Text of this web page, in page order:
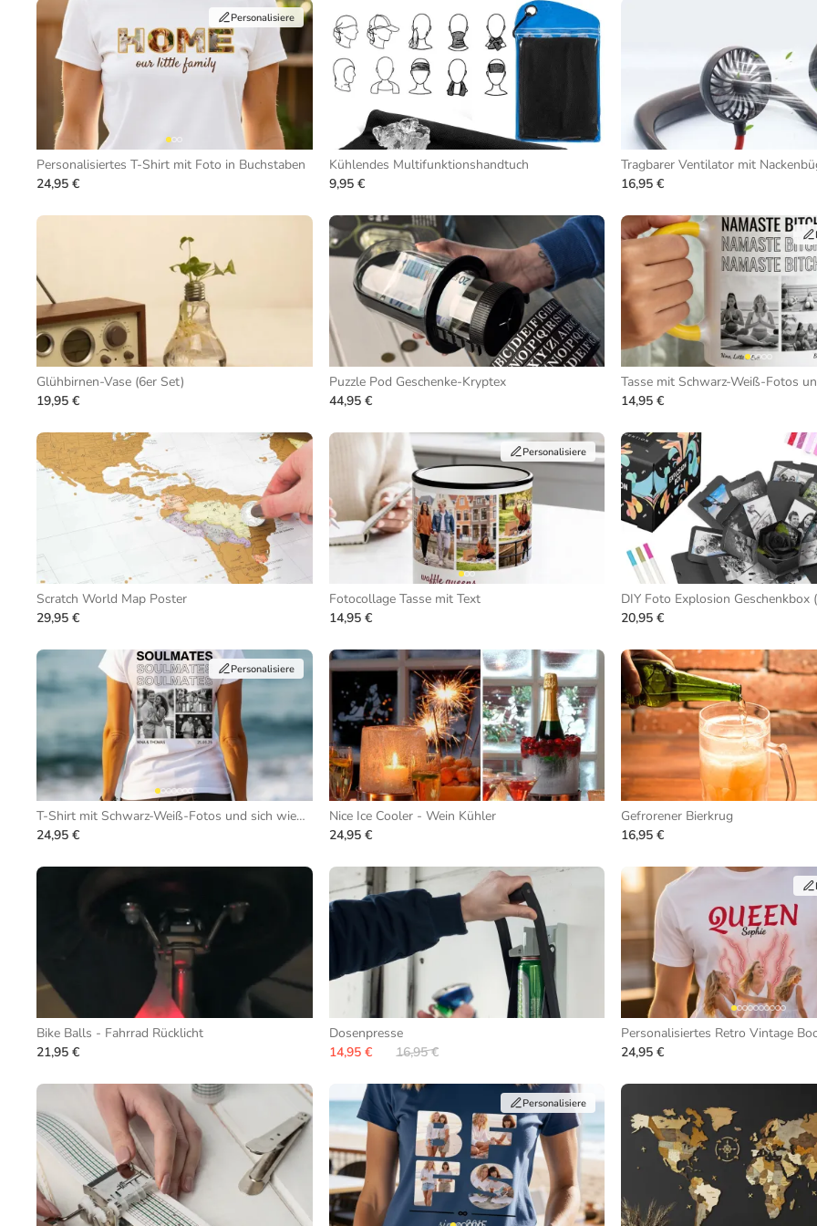
Personalisiere
Personalisiertes T-Shirt mit Foto in Buchstaben
24,95 €
Kühlendes Multifunktionshandtuch
9,95 €
Tragbarer Ventilator mit
16,95 €
Glühbirnen-Vase (6er Set)
19,95 €
Puzzle Pod Geschenke-Kryptex
44,95 €
14,95 €
Scratch World Map Poster
29,95 €
Personalisiere
Fotocollage Tasse mit Text
14,95 €
DIY Foto Explosion Geschenkbox
20,95 €
Personalisiere
T-Shirt mit Schwarz-Weiß-Fotos und sich wiederholendem Text
24,95 €
Nice Ice Cooler - Wein Kühler
24,95 €
Gefrorener Bierkrug
16,95 €
Bike Balls - Fahrrad Rücklicht
21,95 €
Dosenpresse
14,95 €
16,95 €
Personalisiertes Retro Vintage
24,95 €
Personalisiere